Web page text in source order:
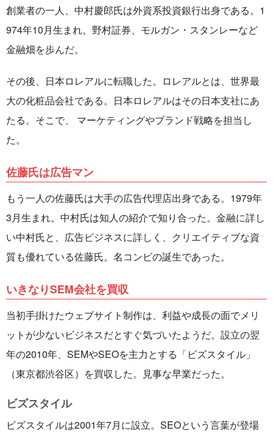
創業者の一人、中村慶郎氏は外資系投資銀行出身である。1
974年10月生まれ。野村証券、モルガン・スタンレーなど
金融畑を歩んだ。
その後、日本ロレアルに転職した。ロレアルとは、世界最
大の化粧品会社である。日本ロレアルはその日本支社にあ
たる。そこで、 マーケティングやブランド戦略を担当し
た。
佐藤氏は広告マン
もう一人の佐藤氏は大手の広告代理店出身である。1979年
3月生まれ。中村氏は知人の紹介で知り合った。金融に詳し
い中村氏と、広告ビジネスに詳しく、クリエイティブな資
質も優れている佐藤氏。名コンビの誕生であった。
いきなりSEM会社を買収
当初手掛けたウェブサイト制作は、利益や成長の面でメリ
ットが少ないビジネスだとすぐ気づいたようだ。設立の翌
年の2010年、SEMやSEOを主力とする「ビズスタイル」
（東京都渋谷区）を買収した。見事な早業だった。
ビズスタイル
ビズスタイルは2001年7月に設立。SEOという言葉が登場